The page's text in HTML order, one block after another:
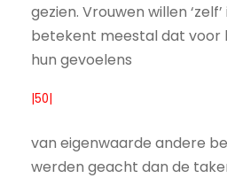
gezien. Vrouwen willen
betekent meestal dat voor
hun gevoelens
|50|
van eigenwaarde andere
werden geacht dan de